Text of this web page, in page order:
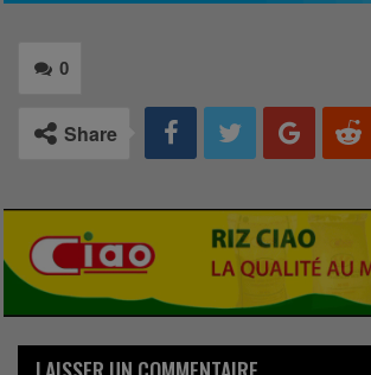
0
Share